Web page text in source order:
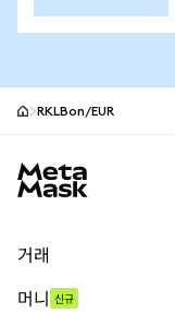
RKLBon/EUR
거래
머니 신규